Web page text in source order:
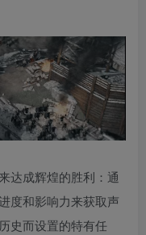
达成辉煌的胜利：通
度和影响力来获取声
史而设置的特有任